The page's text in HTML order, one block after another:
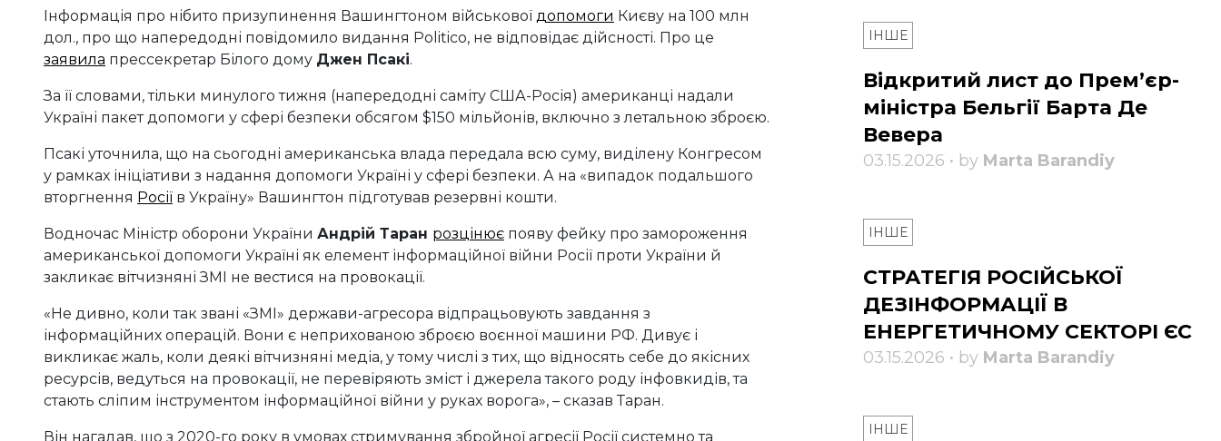
Інформація про нібито призупинення Вашингтоном військової допомоги Києву на 100 млн
дол., про що напередодні повідомило видання Politico, не відповідає дійсності. Про це
заявила прессекретар Білого дому Джен Псакі.
За її словами, тільки минулого тижня (напередодні саміту США-Росія) американці надали
Україні пакет допомоги у сфері безпеки обсягом $150 мільйонів, включно з летальною зброєю.
Псакі уточнила, що на сьогодні американська влада передала всю суму, виділену Конгресом
у рамках ініціативи з надання допомоги Україні у сфері безпеки. А на «випадок подальшого
вторгнення Росії в Україну» Вашингтон підготував резервні кошти.
Водночас Міністр оборони України Андрій Таран розцінює появу фейку про замороження
американської допомоги Україні як елемент інформаційної війни Росії проти України й
закликає вітчизняні ЗМІ не вестися на провокації.
«Не дивно, коли так звані «ЗМІ» держави-агресора відпрацьовують завдання з
інформаційних операцій. Вони є неприхованою зброєю воєнної машини РФ. Дивує і
викликає жаль, коли деякі вітчизняні медіа, у тому числі з тих, що відносять себе до якісних
ресурсів, ведуться на провокації, не перевіряють зміст і джерела такого роду інфовкидів, та
стають сліпим інструментом інформаційної війни у руках ворога», – сказав Таран.
Він нагадав, що з 2020-го року в умовах стримування збройної агресії Росії системно та
ІНШЕ
Відкритий лист до Прем’єр-
міністра Бельгії Барта Де
Вевера
03.15.2026 • by Marta Barandiy
ІНШЕ
СТРАТЕГІЯ РОСІЙСЬКОЇ
ДЕЗІНФОРМАЦІЇ В
ЕНЕРГЕТИЧНОМУ СЕКТОРІ ЄС
03.15.2026 • by Marta Barandiy
ІНШЕ